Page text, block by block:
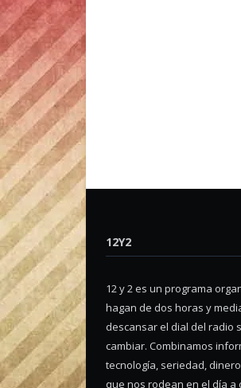
12Y2
12 y 2 es un programa
hagan de dos horas y
descansar el dial del radio
cambiar. Combinamos
tecnología, seriedad,
que nos rodean en el día a